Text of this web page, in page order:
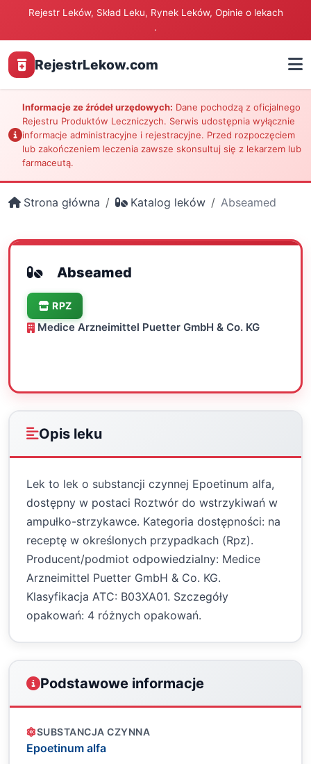
Rejestr Leków, Skład Leku, Rynek Leków, Opinie o lekach
.
RejestrLekow.com
Informacje ze źródeł urzędowych: Dane pochodzą z oficjalnego
Rejestru Produktów Leczniczych. Serwis udostępnia wyłącznie
informacje administracyjne i rejestracyjne. Przed rozpoczęciem
lub zakończeniem leczenia zawsze skonsultuj się z lekarzem lub
farmaceutą.
Strona główna Katalog leków Abseamed
Abseamed
RPZ
Medice Arzneimittel Puetter GmbH & Co. KG
Opis leku
Lek to lek o substancji czynnej Epoetinum alfa,
dostępny w postaci Roztwór do wstrzykiwań w
ampułko-strzykawce. Kategoria dostępności: na
receptę w określonych przypadkach (Rpz).
Producent/podmiot odpowiedzialny: Medice
Arzneimittel Puetter GmbH & Co. KG.
Klasyfikacja ATC: B03XA01. Szczegóły
opakowań: 4 różnych opakowań.
Podstawowe informacje
SUBSTANCJA CZYNNA
Epoetinum alfa